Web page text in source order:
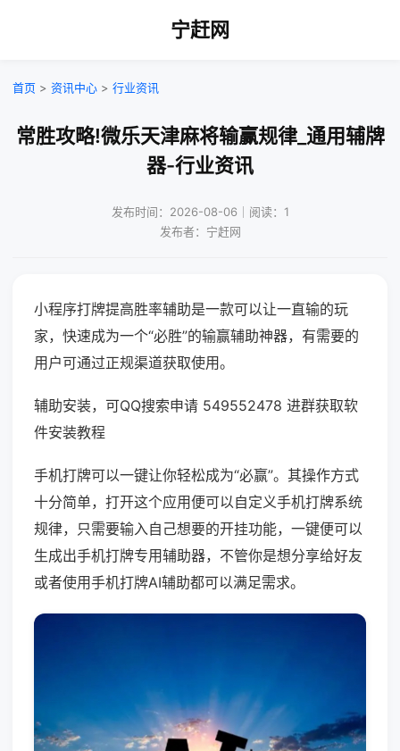
宁赶网
首页 > 资讯中心 > 行业资讯
常胜攻略!微乐天津麻将输赢规律_通用辅牌
器-行业资讯
发布时间：2026-08-06｜阅读：1
发布者：宁赶网
小程序打牌提高胜率辅助是一款可以让一直输的玩
家，快速成为一个“必胜”的输赢辅助神器，有需要的
用户可通过正规渠道获取使用。
辅助安装，可QQ搜索申请 549552478 进群获取软
件安装教程
手机打牌可以一键让你轻松成为“必赢”。其操作方式
十分简单，打开这个应用便可以自定义手机打牌系统
规律，只需要输入自己想要的开挂功能，一键便可以
生成出手机打牌专用辅助器，不管你是想分享给好友
或者使用手机打牌AI辅助都可以满足需求。